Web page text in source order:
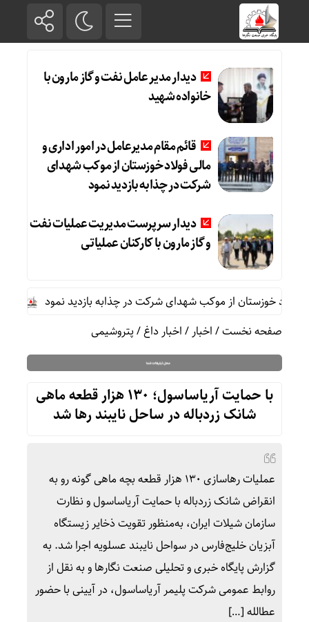
دیدار مدیر عامل نفت و گاز مارون با
خانواده شهید
قائم مقام مدیرعامل در امور اداری و
مالی فولاد خوزستان از موکب شهدای
شرکت در چذابه بازدید نمود
دیدار سرپرست مدیریت عملیات نفت
و گاز مارون با کارکنان عملیاتی
خوزستان از موکب شهدای شرکت در چذابه بازدید نمود
دیدار
صفحه نخست/اخبار/اخبار داغ/پتروشیمی
با حمایت آریاساسول؛ ۱۳۰ هزار قطعه ماهی
شانک زردباله در ساحل نایبند رها شد
عملیات رهاسازی ۱۳۰ هزار قطعه بچه ماهی گونه رو به
انقراض شانک زردباله با حمایت آریاساسول و نظارت
سازمان شیلات ایران، به‌منظور تقویت ذخایر زیستگاه
آبزیان خلیج‌فارس در سواحل نایبند عسلویه اجرا شد. به
گزارش پایگاه خبری و تحلیلی صنعت نگارها و به نقل از
روابط عمومی شرکت پلیمر آریاساسول، در آیینی با حضور
عطالله […]